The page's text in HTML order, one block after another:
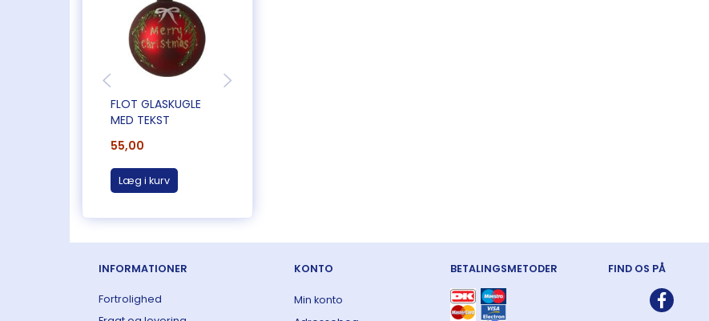
FLOT GLASKUGLE
MED TEKST
55,00
Læg i kurv
INFORMATIONER
Fortrolighed
KONTO
Min konto
BETALINGSMETODER FIND OS PÅ